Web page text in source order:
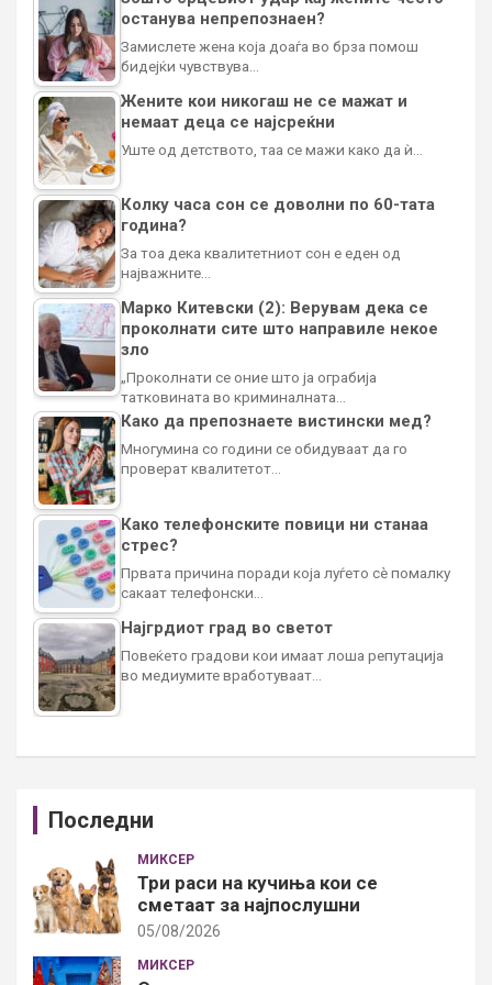
останува непрепознаен?
Замислете жена која доаѓа во брза помош
бидејќи чувствува…
Жените кои никогаш не се мажат и
немаат деца се најсреќни
Уште од детството, таа се мажи како да ѝ…
Колку часа сон се доволни по 60-тата
година?
За тоа дека квалитетниот сон е еден од
најважните…
Марко Китевски (2): Верувам дека се
проколнати сите што направиле некое
зло
„Проколнати се оние што ја ограбија
татковината во криминалната…
Како да препознаете вистински мед?
Многумина со години се обидуваат да го
проверат квалитетот…
Како телефонските повици ни станаа
стрес?
Првата причина поради која луѓето сè помалку
сакаат телефонски…
Најгрдиот град во светот
Повеќето градови кои имаат лоша репутација
во медиумите вработуваат…
Последни
МИКСЕР
Три раси на кучиња кои се
сметаат за најпослушни
05/08/2026
МИКСЕР